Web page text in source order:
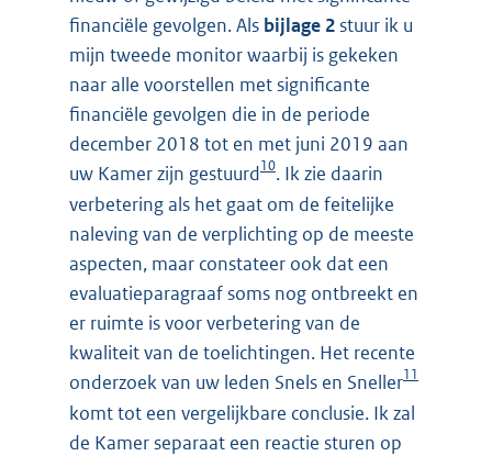
financiële gevolgen. Als bijlage 2stuur ik u
mijn tweede monitor waarbij is gekeken
naar alle voorstellen met significante
financiële gevolgen die in de periode
december 2018 tot en met juni 2019 aan
uw Kamer zijn gestuurd10. Ik zie daarin
verbetering als het gaat om de feitelijke
naleving van de verplichting op de meeste
aspecten, maar constateer ook dat een
evaluatieparagraaf soms nog ontbreekt en
er ruimte is voor verbetering van de
kwaliteit van de toelichtingen. Het recente
onderzoek van uw leden Snels en Sneller11
komt tot een vergelijkbare conclusie. Ik zal
de Kamer separaat een reactie sturen op